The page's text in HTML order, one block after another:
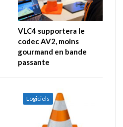
VLC4 supportera le
codec AV2, moins
gourmand en bande
passante
Logiciels